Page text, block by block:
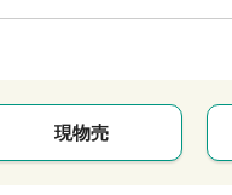
現物売